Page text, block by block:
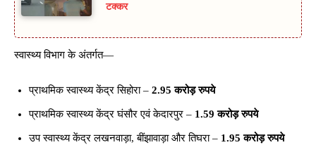
टक्कर
स्वास्थ्य विभाग के अंतर्गत—
प्राथमिक स्वास्थ्य केंद्र सिहोरा – 2.95 करोड़ रुपये
प्राथमिक स्वास्थ्य केंद्र घंसौर एवं केदारपुर – 1.59 करोड़ रुपये
उप स्वास्थ्य केंद्र लखनवाड़ा, बींझावाड़ा और तिघरा – 1.95 करोड़ रुपये